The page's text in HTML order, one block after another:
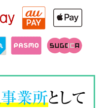
事業所として